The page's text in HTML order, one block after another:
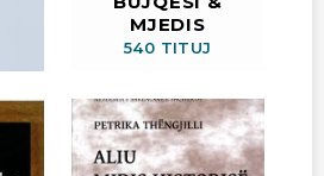
MJEDIS
540 TITUJ